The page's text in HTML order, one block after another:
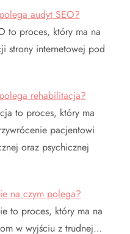
audyt SEO?
to proces, który ma na
strony internetowej pod
rehabilitacja?
to proces, który ma
pacjentowi
oraz psychicznej
na czym polega?
to proces, który ma na
w wyjściu z trudnej…